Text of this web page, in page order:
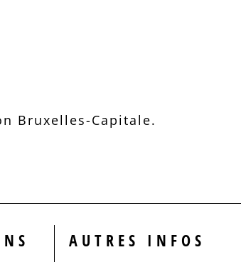
Bruxelles-Capitale.
AUTRES INFOS